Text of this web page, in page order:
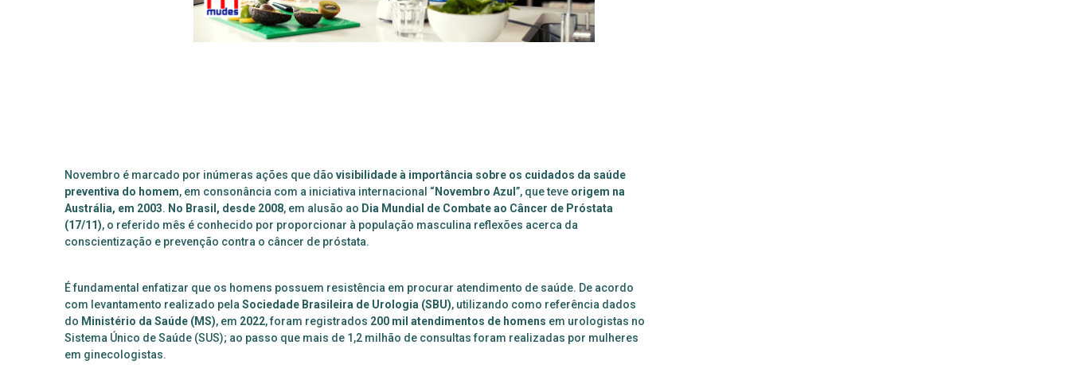
Novembro é marcado por inúmeras ações que dãovisibilidadeà importância sobre os cuidados da saúde
preventiva do homem, em consonância com a iniciativa internacional “ Novembro Azul”, que teve origem na
Austrália, em 2003. No Brasil, desde 2008, em alusão ao Dia Mundial de Combate ao Câncer de Próstata
(17/11), o referido mês é conhecido por proporcionar à população masculina reflexões acerca da
conscientização e prevenção contra o câncer de próstata.
Éfundamental enfatizar que os homens possuem resistência em procurar atendimento de saúde. De acordo
com levantamento realizado pelaSociedade Brasileira de Urologia (SBU), utilizando como referência dados
do Ministério da Saúde (MS), em 2022, foram registrados 200 mil atendimentos de homens em urologistas no
Sistema Único de Saúde (SUS); ao passo que mais de 1,2 milhão de consultas foram realizadas por mulheres
em ginecologistas.